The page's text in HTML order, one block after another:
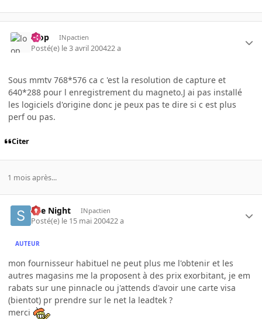
loop INpactien
Posté(e) le 3 avril 200422 a
Sous mmtv 768*576 ca c 'est la resolution de capture et
640*288 pour l enregistrement du magneto.J ai pas installé
les logiciels d'origine donc je peux pas te dire si c est plus
perf ou pas.
Citer
1 mois après...
She Night INpactien
Posté(e) le 15 mai 200422 a
AUTEUR
mon fournisseur habituel ne peut plus me l'obtenir et les
autres magasins me la proposent à des prix exorbitant, je em
rabats sur une pinnacle ou j'attends d'avoir une carte visa
(bientot) pr prendre sur le net la leadtek ?
merci